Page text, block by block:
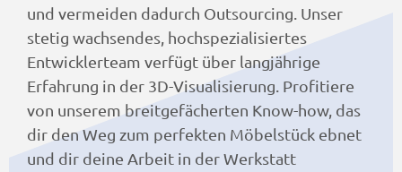
und vermeiden dadurch Outsourcing. Unser
stetig wachsendes, hochspezialisiertes
Entwicklerteam verfügt über langjährige
Erfahrung in der 3D-Visualisierung. Profitiere
von unserem breitgefächerten Know-how, das
dir den Weg zum perfekten Möbelstück ebnet
und dir deine Arbeit in der Werkstatt